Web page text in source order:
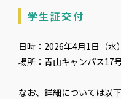
学生証交付
日時：2026年4月1日（水）
場所：青山キャンパス17
なお、詳細については以